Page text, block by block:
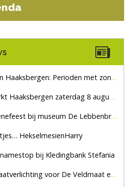
Perioden met zon en droog
zaterdag 8 augustus, marktplein Haaksbergen
bij museum De Lebbenbrugge
HekselmesienHarry
bij Kledingbank Stefania
voor De Veldmaat en De Pas